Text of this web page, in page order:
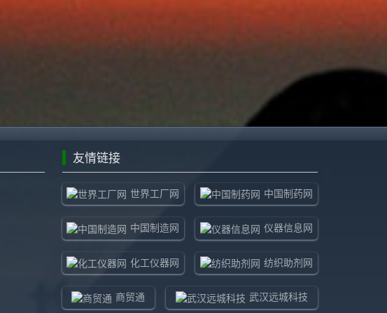
友情链接
世界工厂网 中国制药网
中国制造网 仪器信息网
化工仪器网 纺织助剂网
商贸通 武汉远城科技